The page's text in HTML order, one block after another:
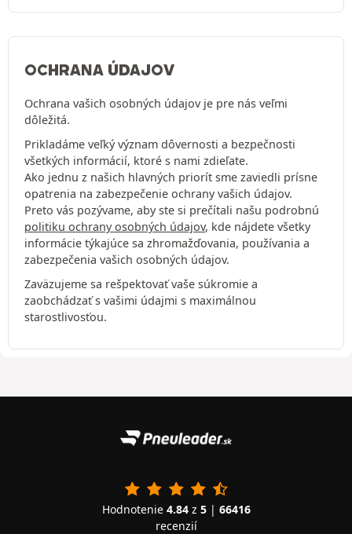
OCHRANA ÚDAJOV
Ochrana vašich osobných údajov je pre nás veľmi
dôležitá.
Prikladáme veľký význam dôvernosti a bezpečnosti
všetkých informácií, ktoré s nami zdieľate.
Ako jednu z našich hlavných priorít sme zaviedli prísne
opatrenia na zabezpečenie ochrany vašich údajov.
Preto vás pozývame, aby ste si prečítali našu podrobnú
politiku ochrany osobných údajov, kde nájdete všetky
informácie týkajúce sa zhromažďovania, používania a
zabezpečenia vašich osobných údajov.
Zaväzujeme sa rešpektovať vaše súkromie a
zaobchádzať s vašimi údajmi s maximálnou
starostlivosťou.
Hodnotenie 4.84z 5| 66416
recenzií